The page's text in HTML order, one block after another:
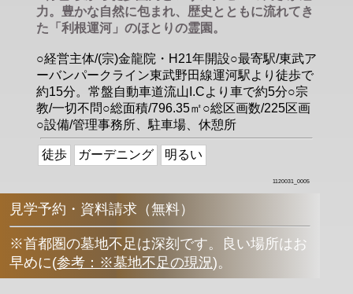
力。豊かな自然に包まれ、歴史とともに流れてき
た「利根運河」のほとりの霊園。
○経営主体/(宗)金龍院・H21年開設○最寄駅/東武ア
ーバンパークライン東武野田線運河駅より徒歩で
約15分。常盤自動車道流山I.Cより車で約5分○宗
教/一切不問○総面積/796.35㎡○総区画数/225区画
○設備/管理事務所、駐車場、休憩所
徒歩 ガーデニング 明るい
1120031_0005
見学予約・資料請求（無料）
※首都圏の墓地不足は深刻です。良い場所はお
早めに(参考：※墓地不足の現況)。